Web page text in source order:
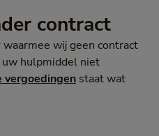
contract
wij geen contract
uw hulpmiddel niet
vergoedingen staat wat